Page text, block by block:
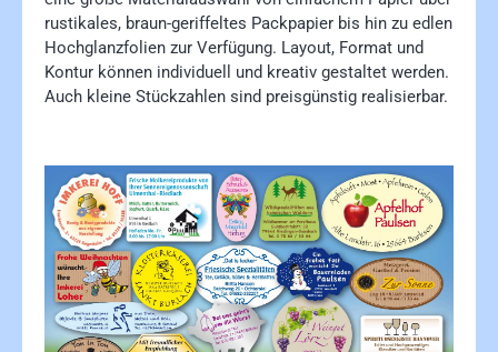
rustikales, braun-geriffeltes Packpapier bis hin zu edlen
Hochglanzfolien zur Verfügung. Layout, Format und
Kontur können individuell und kreativ gestaltet werden.
Auch kleine Stückzahlen sind preisgünstig realisierbar.